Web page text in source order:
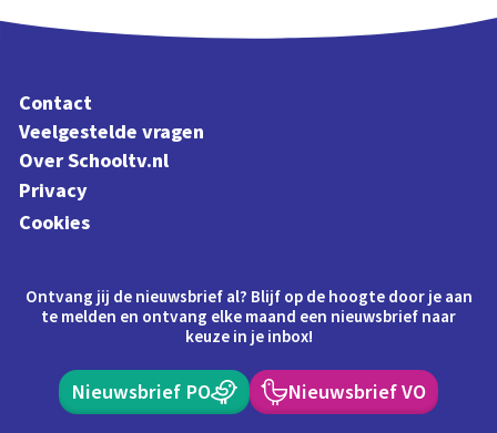
Contact
Veelgestelde vragen
Over Schooltv.nl
Privacy
Cookies
Ontvang jij de nieuwsbrief al? Blijf op de hoogte door je aan
te melden en ontvang elke maand een nieuwsbrief naar
keuze in je inbox!
Nieuwsbrief PO Nieuwsbrief VO